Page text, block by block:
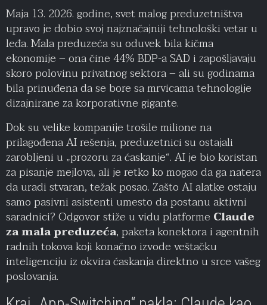
Maja 13. 2026. godine, svet malog preduzetništva
upravo je dobio svoj najznačajniji tehnološki vetar u
leđa. Mala preduzeća su oduvek bila kičma
ekonomije – ona čine 44% BDP-a SAD i zapošljavaju
skoro polovinu privatnog sektora – ali su godinama
bila prinuđena da se bore sa mrvicama tehnologije
dizajnirane za korporativne gigante.
Dok su velike kompanije trošile milione na
prilagođena AI rešenja, preduzetnici su ostajali
zarobljeni u „prozoru za ćaskanje“. AI je bio koristan
za pisanje mejlova, ali je retko ko mogao da ga natera
da uradi stvaran, težak posao. Zašto AI alatke ostaju
samo pasivni asistenti umesto da postanu aktivni
saradnici? Odgovor stiže u vidu platforme Claude
za mala preduzeća, paketa konektora i agentnih
radnih tokova koji konačno izvode veštačku
inteligenciju iz okvira ćaskanja direktno u srce vašeg
poslovanja.